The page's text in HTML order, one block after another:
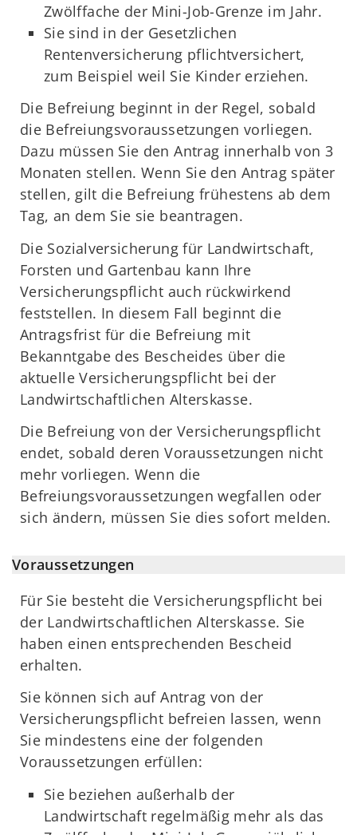
Zwölffache der Mini-Job-Grenze im Jahr.
Sie sind in der Gesetzlichen
Rentenversicherung pflichtversichert,
zum Beispiel weil Sie Kinder erziehen.
Die Befreiung beginnt in der Regel, sobald
die Befreiungsvoraussetzungen vorliegen.
Dazu müssen Sie den Antrag innerhalb von 3
Monaten stellen. Wenn Sie den Antrag später
stellen, gilt die Befreiung frühestens ab dem
Tag, an dem Sie sie beantragen.
Die Sozialversicherung für Landwirtschaft,
Forsten und Gartenbau kann Ihre
Versicherungspflicht auch rückwirkend
feststellen. In diesem Fall beginnt die
Antragsfrist für die Befreiung mit
Bekanntgabe des Bescheides über die
aktuelle Versicherungspflicht bei der
Landwirtschaftlichen Alterskasse.
Die Befreiung von der Versicherungspflicht
endet, sobald deren Voraussetzungen nicht
mehr vorliegen. Wenn die
Befreiungsvoraussetzungen wegfallen oder
sich ändern, müssen Sie dies sofort melden.
Voraussetzungen
Für Sie besteht die Versicherungspflicht bei
der Landwirtschaftlichen Alterskasse. Sie
haben einen entsprechenden Bescheid
erhalten.
Sie können sich auf Antrag von der
Versicherungspflicht befreien lassen, wenn
Sie mindestens eine der folgenden
Voraussetzungen erfüllen:
Sie beziehen außerhalb der
Landwirtschaft regelmäßig mehr als das